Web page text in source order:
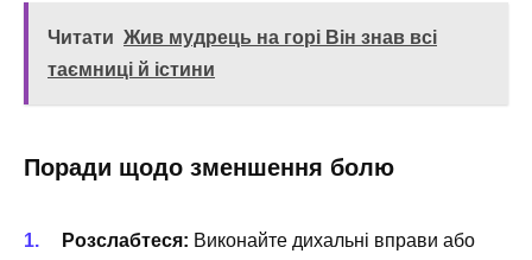
Читати Жив мудрець на горі Він знав всі
таємниці й істини
Поради щодо зменшення болю
Розслабтеся: Виконайте дихальні вправи або